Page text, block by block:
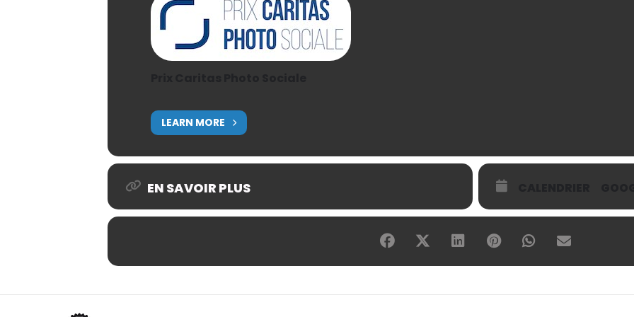
LEARN MORE
EN SAVOIR PLUS